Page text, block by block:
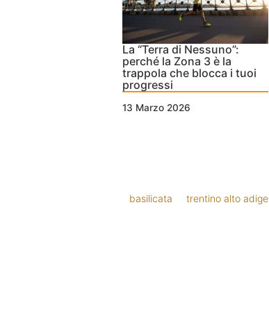
La “Terra di Nessuno”:
perché la Zona 3 è la
trappola che blocca i tuoi
progressi
13 Marzo 2026
basilicata trentino alto adige